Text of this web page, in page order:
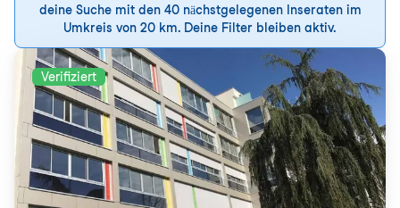
deine Suche mit den 40 nächstgelegenen Inseraten im
Umkreis von 20 km. Deine Filter bleiben aktiv.
Verifiziert